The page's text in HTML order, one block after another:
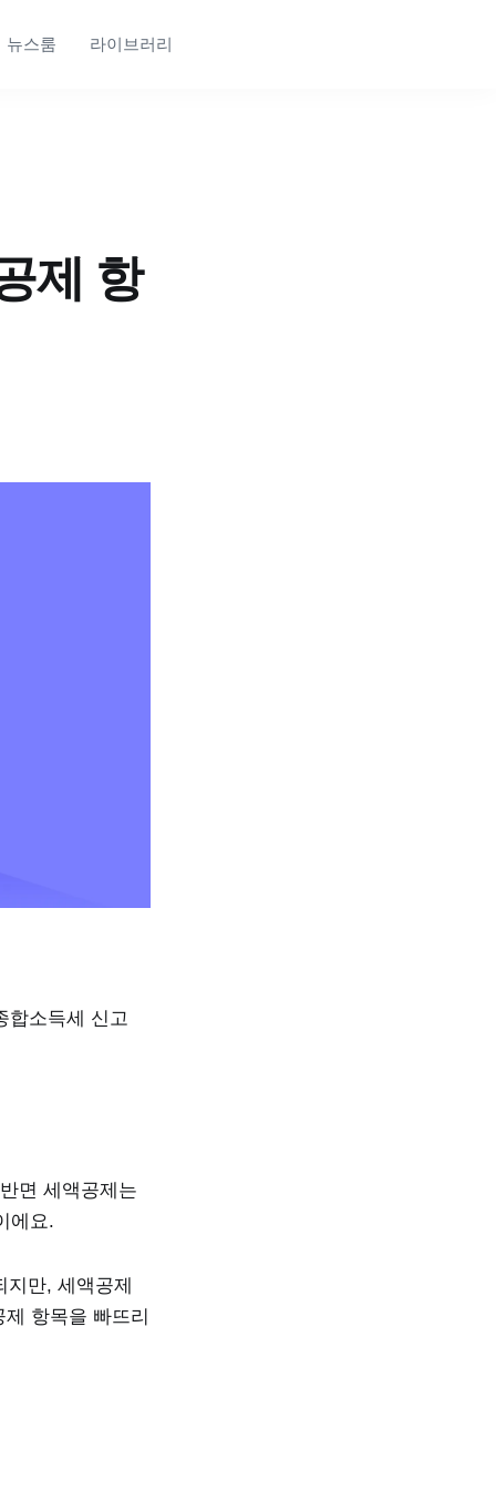
뉴스룸 라이브러리
제 항
합소득세 신고
면 세액공제는
에요.
만, 세액공제
항목을 빠뜨리